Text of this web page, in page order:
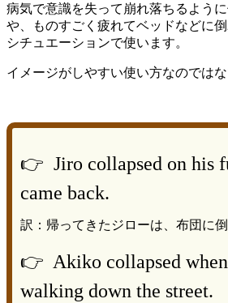
病気で意識を失って崩れ落ちるよう
や、ものすごく疲れてベッドなどに
シチュエーションで使います。
イメージがしやすい使い方なのでは
👉 Jiro collapsed on his
came back.
訳：帰ってきたジローは、布団に倒
👉 Akiko collapsed when
walking down the street.